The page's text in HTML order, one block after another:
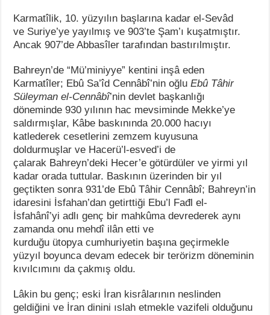
Karmatîlik, 10. yüzyılın başlarına kadar el-Sevâd
ve Suriye’ye yayılmış ve 903’te Şam’ı kuşatmıştır.
Ancak 907’de Abbasîler tarafından bastırılmıştır.
Bahreyn’de “Mü’miniyye” kentini inşâ eden
Karmatîler; Ebû Sa’îd Cennâbî’nin oğluEbû Tâhir
Süleyman el-Cennâbî’nin devlet başkanlığı
döneminde 930 yılının hac mevsiminde Mekke’ye
saldırmışlar, Kâbe baskınında 20.000 hacıyı
katlederek cesetlerini zemzem kuyusuna
doldurmuşlar ve Hacerü’l-esved’i de
çalarak Bahreyn’deki Hecer’e götürdüler ve yirmi yıl
kadar orada tuttular. Baskının üzerinden bir yıl
geçtikten sonra 931’de Ebû Tâhir Cennâbî; Bahreyn’in
idaresini İsfahan’dan getirttiği Ebu’l Fađl el-
İsfahânî’yi adlı genç bir mahkûma devrederek aynı
zamanda onu mehdî ilân etti ve
kurduğu ütopya cumhuriyetin başına geçirmekle
yüzyıl boyunca devam edecek bir terörizm döneminin
kıvılcımını da çakmış oldu.
Lâkin bu genç; eski İran kisrâlarının neslinden
geldiğini ve İran dinini ıslah etmekle vazifeli olduğunu